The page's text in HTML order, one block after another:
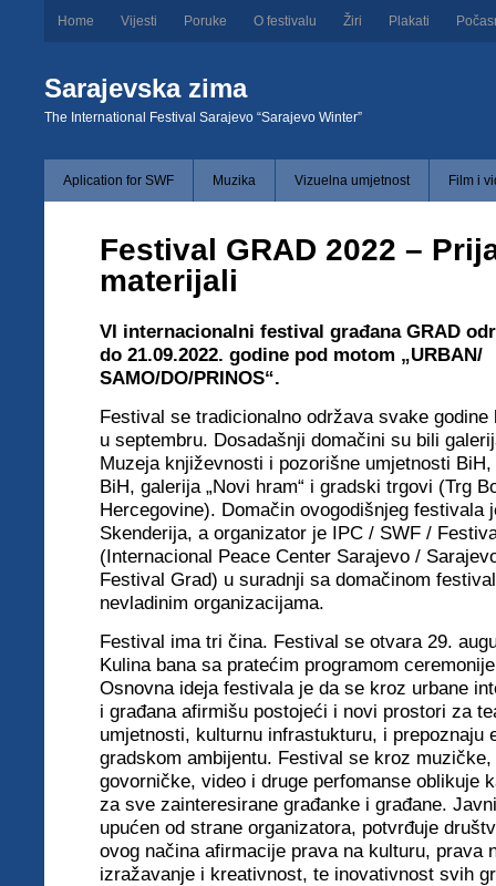
Home Vijesti Poruke O festivalu Žiri Plakati
Sarajevska zima
The International Festival Sarajevo “Sarajevo Winter”
Aplication for SWF Muzika Vizuelna umjetnost Film i
Festival GRAD 2022 –
materijali
VI internacionalni festival građana GRAD
do 21.09.2022. godine pod motom „URBAN/
SAMO/DO/PRINOS“.
Festival se tradicionalno održava svake godine
u septembru. Dosadašnji domačini su bili
Muzeja književnosti i pozorišne umjetnosti
BiH, galerija „Novi hram“ i gradski trgovi (Trg
Hercegovine). Domačin ovogodišnjeg festivala
Skenderija, a organizator je IPC / SWF /
(Internacional Peace Center Sarajevo /
Festival Grad) u suradnji sa domačinom
nevladinim organizacijama.
Festival ima tri čina. Festival se otvara 29.
Kulina bana sa pratećim programom
Osnovna ideja festivala je da se kroz urbane
i građana afirmišu postojeći i novi prostori za
umjetnosti, kulturnu infrastukturu, i prepoznaju
gradskom ambijentu. Festival se kroz
govorničke, video i druge perfomanse oblikuje
za sve zainteresirane građanke i građane.
upućen od strane organizatora, potvrđuje
ovog načina afirmacije prava na kulturu, prava
izražavanje i kreativnost, te inovativnost svih